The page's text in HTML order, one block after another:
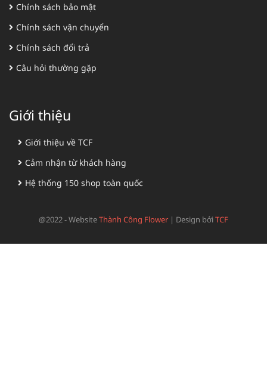
Chính sách bảo mật
Chính sách vận chuyển
Chính sách đổi trả
Câu hỏi thường gặp
Giới thiệu
Giới thiệu về TCF
Cảm nhận từ khách hàng
Hệ thống 150 shop toàn quốc
@2022 - WebsiteThành Công Flower | Design bởiTCF